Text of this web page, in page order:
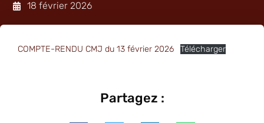
18 février 2026
COMPTE-RENDU CMJ du 13 février 2026 Télécharger
Partagez :